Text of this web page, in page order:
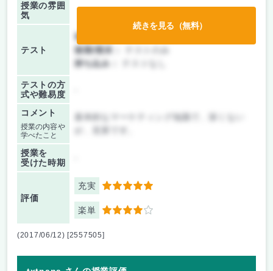
授業の雰囲
気
テスト
前期/中間：
後期/期末：
持ち込み：
テストの方
式や難易度
コメント
授業の内容や
学べたこと
基本的なマーケティング知識で、深くない
授業を
受けた時期
評価
充実 5
楽単 4
続きを見る（無料）
(2017/06/12) [2557505]